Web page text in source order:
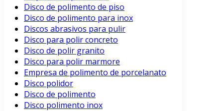
Disco de polimento de piso
Disco de polimento para inox
Discos abrasivos para pulir
Disco para polir concreto
Disco de polir granito
Disco para polir marmore
Empresa de polimento de porcelanato
Disco polidor
Disco de polimento
Disco polimento inox